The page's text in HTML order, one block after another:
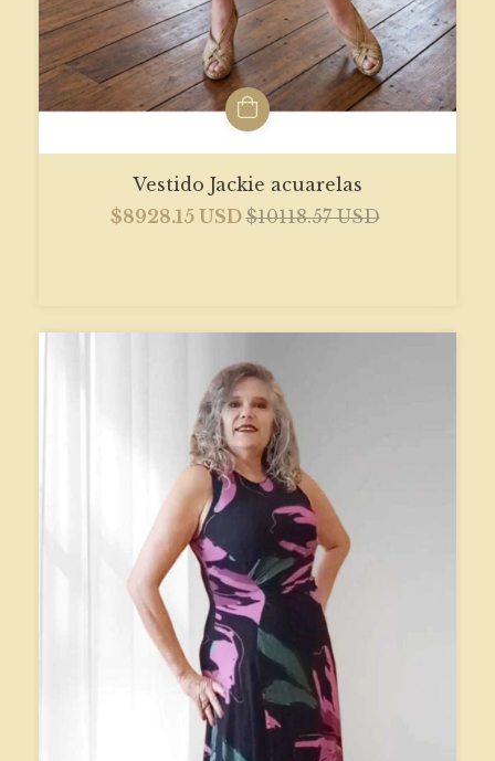
Vestido Jackie acuarelas
$8928.15 USD$10118.57 USD